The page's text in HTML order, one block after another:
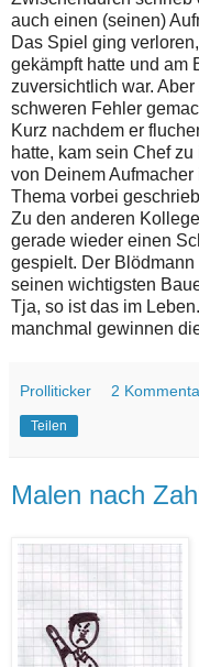
auch einen (seinen)
Das Spiel ging
gekämpft hatte und am
zuversichtlich war.
schweren Fehler
Kurz nachdem er
hatte, kam sein Chef
von Deinem
Thema vorbei
Zu den anderen
gerade wieder einen
gespielt. Der
seinen wichtigsten
Tja, so ist das im
manchmal gewinnen
Prolliticker 2
Teilen
Malen nach